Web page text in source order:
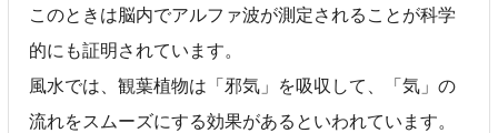
このときは脳内でアルファ波が測定されることが科学
的にも証明されています。
風水では、観葉植物は「邪気」を吸収して、「気」の
流れをスムーズにする効果があるといわれています。